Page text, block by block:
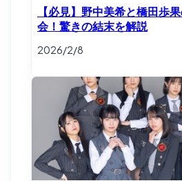
【必見】野中美希と橋田歩
会！驚きの結末を解説
2026/2/8